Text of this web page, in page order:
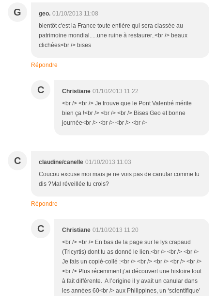
G geo. 01/10/2013 11:08
bientôt c'est la France toute entière qui sera classée au
patrimoine mondial.....une ruine à restaurer..<br /> beaux
clichées<br /> bises
Répondre
C Christiane 01/10/2013 11:22
<br /> <br /> Je trouve que le Pont Valentré mérite
bien ça !<br /> <br /> <br /> Bises Geo et bonne
journée<br /> <br /> <br /> <br />
C claudine/canelle 01/10/2013 11:03
Coucou excuse moi mais je ne vois pas de canular comme tu
dis ?Mal réveillée tu crois?
Répondre
C Christiane 01/10/2013 11:20
<br /> <br /> En bas de la page sur le lys crapaud
(Tricyrtis) dont tu as donné le lien.<br /> <br /> <br />
Je fais un copié-collé :<br /> <br /> <br /> <br /> <br />
<br /> Plus récemment j’ai découvert une histoire tout
à fait différente. A l’origine il y avait un canular dans
les années 60<br /> aux Philippines, un ‘scientifique’